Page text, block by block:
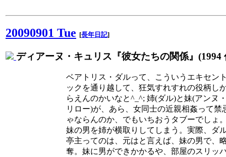
20090901 Tue [長年日記]
ディアーヌ・キュリス『彼女たちの関係』(1994
ベアトリス・ダルって、こういうエキセン
ックを通り越して、狂気すれすれの役柄し
らえんのかいなと^_^; 姉(ダル)と妹(アンヌ
リロー)が、あら、女同士の近親相姦って禁
ゃならんのか、でもいちおうタブーでしょ
妹の男を姉が横取りしてしまう。実際、ダ
亭主ってのは、元はと言えば、妹の男で、
奪。妹に男ができかかるや、部屋のスリッ